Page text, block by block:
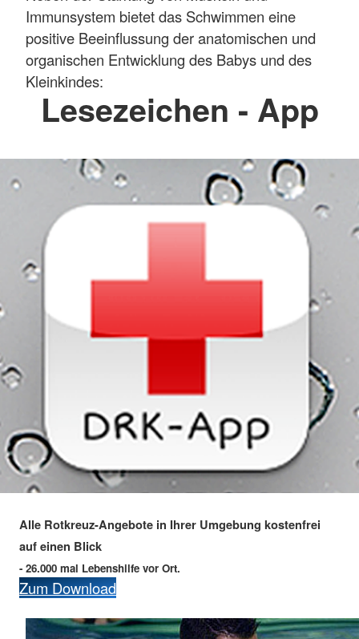
Immunsystem bietet das Schwimmen eine
positive Beeinflussung der anatomischen und
organischen Entwicklung des Babys und des
Kleinkindes:
Lesezeichen - App
Alle Rotkreuz-Angebote in Ihrer Umgebung kostenfrei
auf einen Blick
- 26.000 mal Lebenshilfe vor Ort.
Zum Download